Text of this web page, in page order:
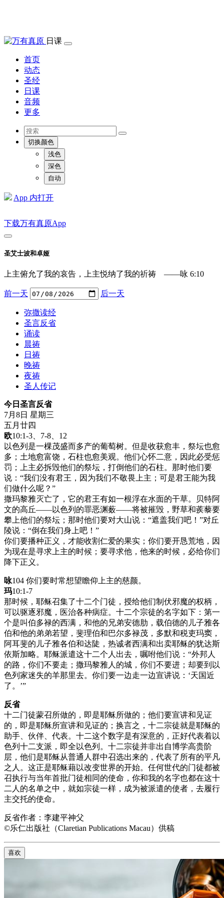
日课
首页
动态
圣经
日课
音频
更多
切换颜色
浅色
深色
自动
App 内打开
下载万有真原App
圣艾士波和卓娅
上主俯允了我的哀告，上主悦纳了我的祈祷 ——咏 6:10
前一天 后一天
弥撒读经
圣言反省
诵读
晨祷
日祷
晚祷
夜祷
圣人传记
今日圣言反省
7月8日 星期三
五月廿四
欧10:1-3、7-8、12
以色列是一棵茂盛而多产的葡萄树。但是收获愈丰，祭坛也愈
多；土地愈富饶，石柱也愈美观。他们心怀二意，因此必受惩
罚；上主必拆毁他们的祭坛，打倒他们的石柱。那时他们要
说：“我们没有君王，因为我们不敬畏上主；可是君王能为我
们做什么呢？”
撒玛黎雅灭亡了，它的君王有如一根浮在水面的干草。贝特阿
文的高丘——以色列的罪恶渊薮——将被摧毁，野草和蒺藜要
攀上他们的祭坛；那时他们要对大山说：“遮盖我们吧！”对丘
陵说：“倒在我们身上吧！”
你们要播种正义，才能收割仁爱的果实；你们要开恳荒地，因
为现在是寻求上主的时候；要寻求他，他来的时候，必给你们
降下正义。
咏104 你们要时常想望瞻仰上主的慈颜。
玛10:1-7
那时候，耶稣召集了十二个门徒，授给他们制伏邪魔的权柄，
可以驱逐邪魔，医治各种病症。十二个宗徒的名字如下：第一
个是叫伯多禄的西满，和他的兄弟安德肋，载伯德的儿子雅各
伯和他的弟弟若望，斐理伯和巴尔多禄茂，多默和税吏玛窦，
阿耳斐的儿子雅各伯和达陡，热诚者西满和出卖耶稣的犹达斯
依斯加略。耶稣派遣这十二个人出去，嘱咐他们说：“外邦人
的路，你们不要走；撒玛黎雅人的城，你们不要进；却要到以
色列家迷失的羊那里去。你们要一边走一边宣讲说：‘天国近
了。’”
反省
十二门徒蒙召所做的，即是耶稣所做的；他们要宣讲和见证
的，即是耶稣所宣讲和见证的；换言之，十二宗徒就是耶稣的
助手、伙伴、代表。十二这个数字是有深意的，正好代表着以
色列十二支派，即全以色列。十二宗徒并非出自博学高贵阶
层，他们是耶稣从普通人群中召选出来的，代表了所有的平凡
之人。这正是耶稣藉以改变世界的开始。任何世代的门徒都被
召执行与当年首批门徒相同的使命，你和我的名字也都在这十
二人的名单之中，就如宗徒一样，成为被派遣的使者，去履行
主交托的使命。
反省作者：李建平神父
©乐仁出版社（Claretian Publications Macau）供稿
喜欢